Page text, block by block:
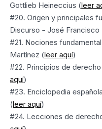
Gottlieb Heineccius (leer
#20. Origen y principales
Discurso - José Francisco
#21. Nociones
Martínez (leer aquí)
#22. Principios de
aquí)
#23. Enciclopedia
(leer aquí)
#24. Lecciones de